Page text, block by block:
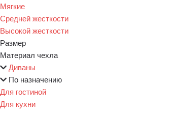
Мягкие
Средней жесткости
Высокой жесткости
Размер
Материал чехла
Диваны
По назначению
Для гостиной
Для кухни